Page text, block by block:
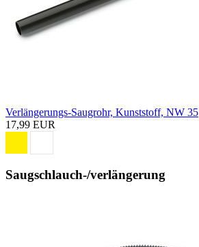
Verlängerungs-Saugrohr, Kunststoff, NW 35
17,99 EUR
Saugschlauch-/verlängerung